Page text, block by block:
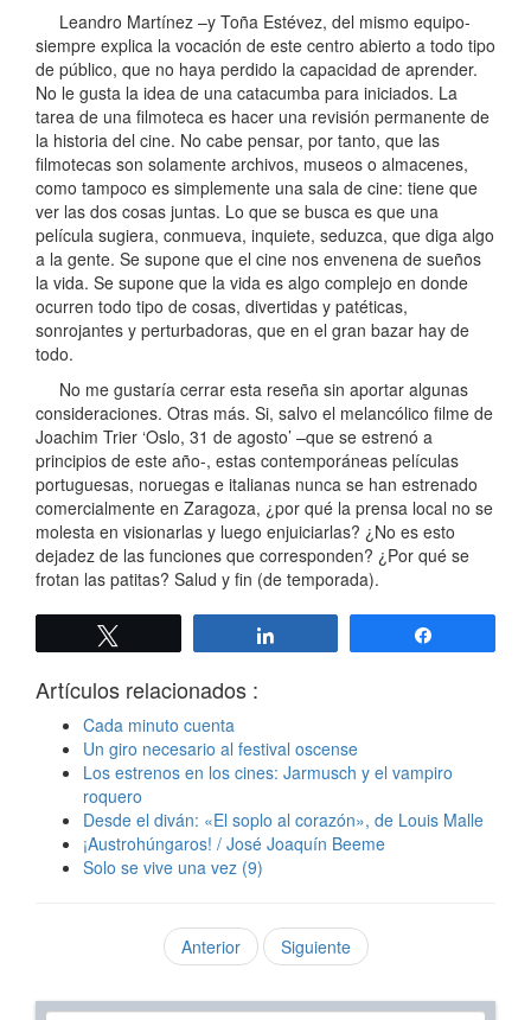
Leandro Martínez –y Toña Estévez, del mismo equipo-
siempre explica la vocación de este centro abierto a todo tipo
de público, que no haya perdido la capacidad de aprender.
No le gusta la idea de una catacumba para iniciados. La
tarea de una filmoteca es hacer una revisión permanente de
la historia del cine. No cabe pensar, por tanto, que las
filmotecas son solamente archivos, museos o almacenes,
como tampoco es simplemente una sala de cine: tiene que
ver las dos cosas juntas. Lo que se busca es que una
película sugiera, conmueva, inquiete, seduzca, que diga algo
a la gente. Se supone que el cine nos envenena de sueños
la vida. Se supone que la vida es algo complejo en donde
ocurren todo tipo de cosas, divertidas y patéticas,
sonrojantes y perturbadoras, que en el gran bazar hay de
todo.
No me gustaría cerrar esta reseña sin aportar algunas
consideraciones. Otras más. Si, salvo el melancólico filme de
Joachim Trier ‘Oslo, 31 de agosto’ –que se estrenó a
principios de este año-, estas contemporáneas películas
portuguesas, noruegas e italianas nunca se han estrenado
comercialmente en Zaragoza, ¿por qué la prensa local no se
molesta en visionarlas y luego enjuiciarlas? ¿No es esto
dejadez de las funciones que corresponden? ¿Por qué se
frotan las patitas? Salud y fin (de temporada).
Artículos relacionados :
Cada minuto cuenta
Un giro necesario al festival oscense
Los estrenos en los cines: Jarmusch y el vampiro
roquero
Desde el diván: «El soplo al corazón», de Louis Malle
¡Austrohúngaros! / José Joaquín Beeme
Solo se vive una vez (9)
Anterior Siguiente